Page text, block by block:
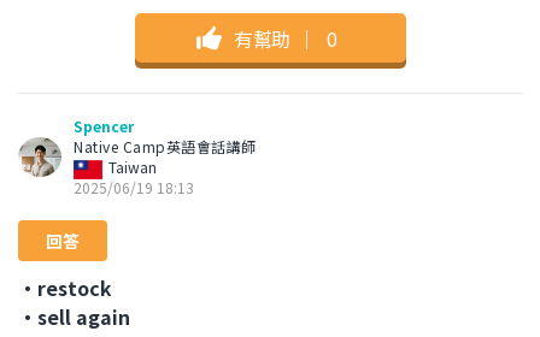
有幫助 ｜ 0
Spencer
Native Camp英語會話講師
Taiwan
2025/06/19 18:13
回答
・restock
・sell again